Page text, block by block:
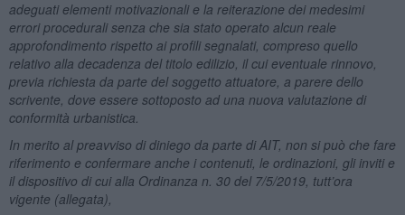
adeguati elementi motivazionali e la reiterazione dei medesimi
errori procedurali senza che sia stato operato alcun reale
approfondimento rispetto ai profili segnalati, compreso quello
relativo alla decadenza del titolo edilizio, il cui eventuale rinnovo,
previa richiesta da parte del soggetto attuatore, a parere dello
scrivente, dove essere sottoposto ad una nuova valutazione di
conformità urbanistica.
In merito al preavviso di diniego da parte di AIT, non si può che fare
riferimento e confermare anche i contenuti, le ordinazioni, gli inviti e
il dispositivo di cui alla Ordinanza n. 30 del 7/5/2019, tutt’ora
vigente (allegata),